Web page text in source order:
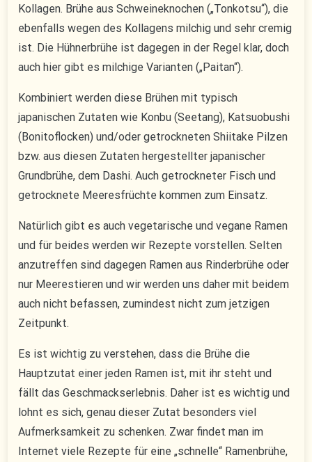
Kollagen. Brühe aus Schweineknochen („Tonkotsu“), die
ebenfalls wegen des Kollagens milchig und sehr cremig
ist. Die Hühnerbrühe ist dagegen in der Regel klar, doch
auch hier gibt es milchige Varianten („Paitan“).
Kombiniert werden diese Brühen mit typisch
japanischen Zutaten wie Konbu (Seetang), Katsuobushi
(Bonitoflocken) und/oder getrockneten Shiitake Pilzen
bzw. aus diesen Zutaten hergestellter japanischer
Grundbrühe, dem Dashi. Auch getrockneter Fisch und
getrocknete Meeresfrüchte kommen zum Einsatz.
Natürlich gibt es auch vegetarische und vegane Ramen
und für beides werden wir Rezepte vorstellen. Selten
anzutreffen sind dagegen Ramen aus Rinderbrühe oder
nur Meerestieren und wir werden uns daher mit beidem
auch nicht befassen, zumindest nicht zum jetzigen
Zeitpunkt.
Es ist wichtig zu verstehen, dass die Brühe die
Hauptzutat einer jeden Ramen ist, mit ihr steht und
fällt das Geschmackserlebnis. Daher ist es wichtig und
lohnt es sich, genau dieser Zutat besonders viel
Aufmerksamkeit zu schenken. Zwar findet man im
Internet viele Rezepte für eine „schnelle“ Ramenbrühe,